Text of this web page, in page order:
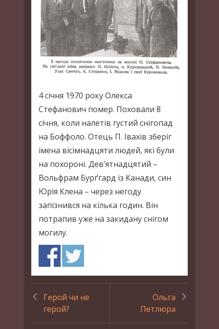
4 січня 1970 року Олекса
Стефанович помер. Поховали 8
січня, коли налетів густий снігопад
на Боффоло. Отець П. Івахів зберіг
імена вісімнадцяти людей, які були
на похороні. Дев’ятнадцятий –
Вольфрам Бурґгард із Канади, син
Юрія Клена – через негоду
запізнився на кілька годин. Він
потрапив уже на закидану снігом
могилу.
Герой чи не
герой?
Ольга
Петлюра